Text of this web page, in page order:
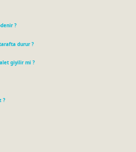
?
durur ?
giyilir mi ?
?